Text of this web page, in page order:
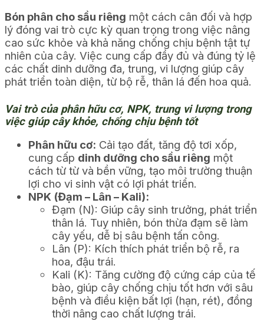
Bón phân cho sầu riêng một cách cân đối và hợp
lý đóng vai trò cực kỳ quan trọng trong việc nâng
cao sức khỏe và khả năng chống chịu bệnh tật tự
nhiên của cây. Việc cung cấp đầy đủ và đúng tỷ lệ
các chất dinh dưỡng đa, trung, vi lượng giúp cây
phát triển toàn diện, từ bộ rễ, thân lá đến hoa quả.
Vai trò của phân hữu cơ, NPK, trung vi lượng trong
việc giúp cây khỏe, chống chịu bệnh tốt
Phân hữu cơ: Cải tạo đất, tăng độ tơi xốp,
cung cấp dinh dưỡng cho sầu riêng một
cách từ từ và bền vững, tạo môi trường thuận
lợi cho vi sinh vật có lợi phát triển.
NPK (Đạm – Lân – Kali):
Đạm (N): Giúp cây sinh trưởng, phát triển
thân lá. Tuy nhiên, bón thừa đạm sẽ làm
cây yếu, dễ bị sâu bệnh tấn công.
Lân (P): Kích thích phát triển bộ rễ, ra
hoa, đậu trái.
Kali (K): Tăng cường độ cứng cáp của tế
bào, giúp cây chống chịu tốt hơn với sâu
bệnh và điều kiện bất lợi (hạn, rét), đồng
thời nâng cao chất lượng trái.